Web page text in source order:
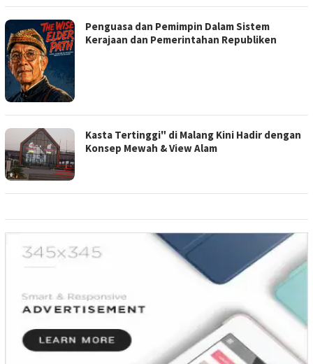
Penguasa dan Pemimpin Dalam Sistem
Kerajaan dan Pemerintahan Republiken
Kasta Tertinggi" di Malang Kini Hadir dengan
Konsep Mewah & View Alam